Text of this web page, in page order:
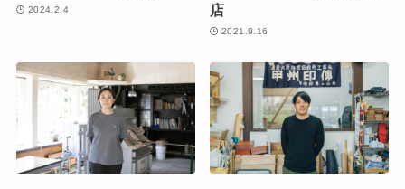
2024.2.4
店
2021.9.16